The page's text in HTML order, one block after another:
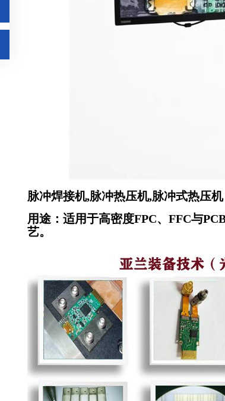
脉冲焊接机,脉冲热压机,脉冲式热压
用途： 适用于高密度FPC、 FFC与
艺。